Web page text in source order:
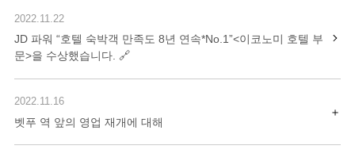
2022.11.22
JD 파워 “호텔 숙박객 만족도 8년 연속*No.1”<이코노미 호텔 부
문>을 수상했습니다.
2022.11.16
벳푸 역 앞의 영업 재개에 대해